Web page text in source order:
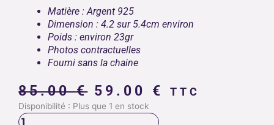
Matière : Argent 925
Dimension : 4.2 sur 5.4cm environ
Poids : environ 23gr
Photos contractuelles
Fourni sans la chaine
85.00€ Le
prix
59.00 € Le
TTC
Disponibilité : Plus que 1 en stock
quantité
de